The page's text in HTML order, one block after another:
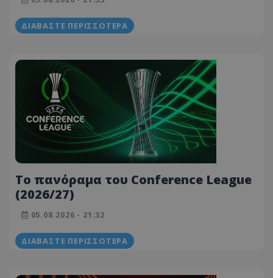
ΔΙΑΒΆΣΤΕ ΠΕΡΙΣΣΌΤΕΡΑ
To πανόραμα του Conference League
(2026/27)
05.08.2026 - 21:32
ΔΙΑΒΆΣΤΕ ΠΕΡΙΣΣΌΤΕΡΑ